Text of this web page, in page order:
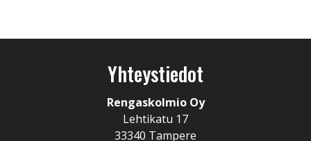
Yhteystiedot
Rengaskolmio Oy
Lehtikatu 17
33340 Tampere